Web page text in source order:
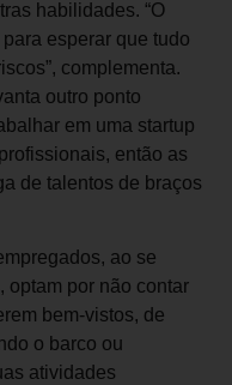
habilidades. “O
esperar que tudo
complementa.
outro ponto
em uma startup
então as
de talentos de braços
ao se
optam por não contar
bem-vistos, de
o barco ou
atividades